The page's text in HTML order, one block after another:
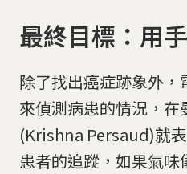
最終目標：用
除了找出癌症跡象外
來偵測病患的情況，
(Krishna Persaud)就
患者的追蹤，如果氣